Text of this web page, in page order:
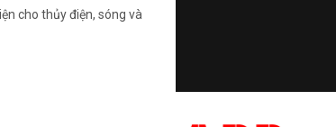
cho thủy điện, sóng và